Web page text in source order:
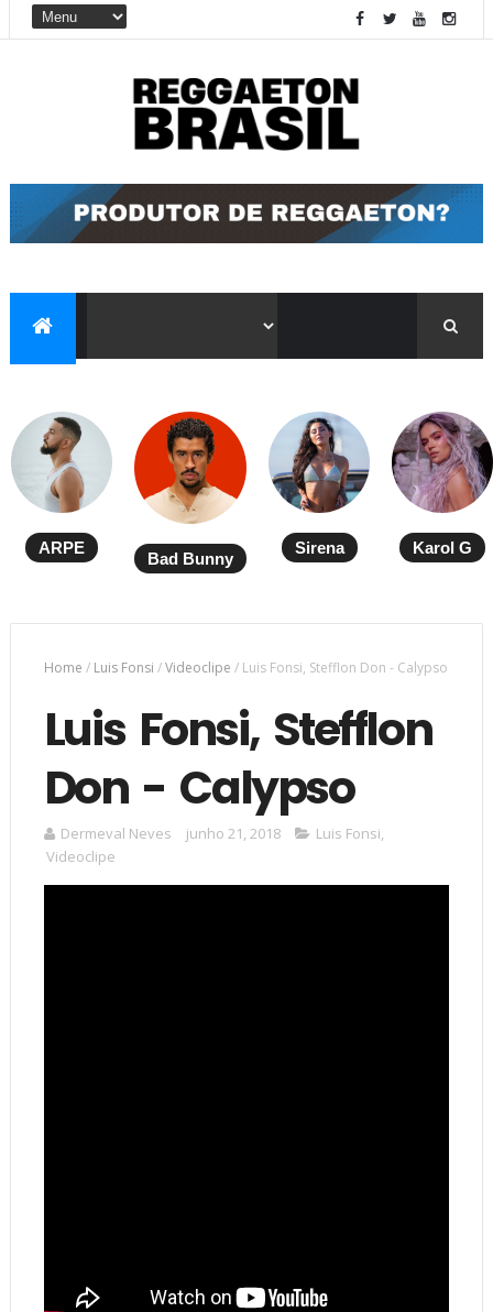
ARPE
Bad Bunny
Sirena Karol G
Home / Luis Fonsi /Videoclipe / Luis Fonsi, Stefflon Don - Calypso
Luis Fonsi, Stefflon
Don - Calypso
Dermeval Neves junho 21, 2018 Luis Fonsi,
Videoclipe